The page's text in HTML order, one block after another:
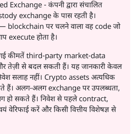
- कंपनी द्वारा संचालित
exchange के पास रहती है।
blockchain पर चलने वाला वह code जो
execute होता है।
कीमतें third-party market-data
तेज़ी से बदल सकती हैं। यह जानकारी केवल
सलाह नहीं। Crypto assets अत्यधिक
हैं। अलग-अलग exchange पर उपलब्धता,
सकते हैं। निवेश से पहले contract,
करें और किसी वित्तीय विशेषज्ञ से